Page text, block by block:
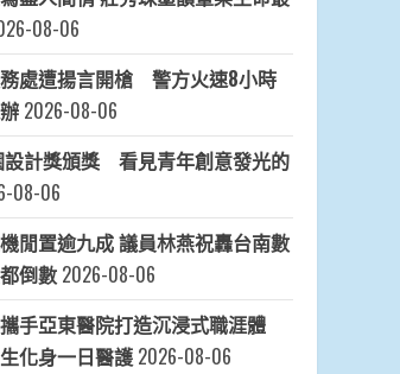
08-06
處遭揚言開槍 警方火速8小時
2026-08-06
設計獎頒獎 看見青年創意發光的
08-06
閒置逾九成 議員林燕祝轟台南數
倒數 2026-08-06
手亞東醫院打造沉浸式職涯體
化身一日醫護 2026-08-06